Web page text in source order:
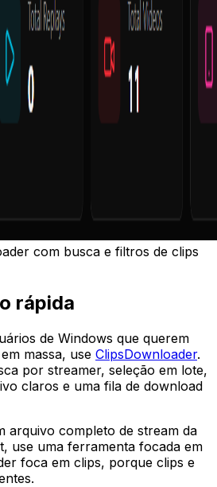
com busca e filtros de clips
rápida
de Windows que querem
massa, use ClipsDownloader.
por streamer, seleção em lote,
claros e uma fila de download
arquivo completo de stream da
use uma ferramenta focada em
foca em clips, porque clips e